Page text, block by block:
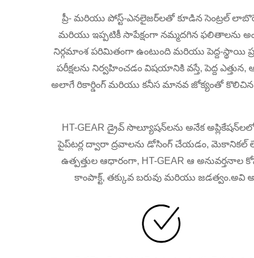
ప్రీ- మరియు పోస్ట్-ఎనలైజర్‌లతో కూడిన సెంట్రల్
మరియు ఇప్పటికీ సాపేక్షంగా నమ్మదగిన ఫలితాలను
నిర్గమాంశ పరిమితంగా ఉంటుంది మరియు పెద్ద-
పరీక్షలను నిర్వహించడం విషయానికి వస్తే, పెద్ద
అలాగే రికార్డింగ్ మరియు కనీస మానవ జోక్యంతో కొలిచిన
HT-GEAR డ్రైవ్ సొల్యూషన్‌లను అనేక
పైప్‌టర్ల ద్వారా ద్రవాలను డోసింగ్ చేయడం, మెకానికల్
ఉత్పత్తుల ఆధారంగా, HT-GEAR ఆ
కాంపాక్ట్, తక్కువ బరువు మరియు